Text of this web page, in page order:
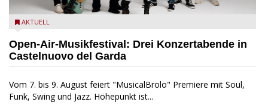
Castelnuovo del Garda: Die "Dirotta su Cuba" zu Gast beim
AKTUELL
Open-Air-Musikfestival: Drei Konzertabende in
Castelnuovo del Garda
Vom 7. bis 9. August feiert "MusicalBrolo" Premiere mit Soul,
Funk, Swing und Jazz. Höhepunkt ist...